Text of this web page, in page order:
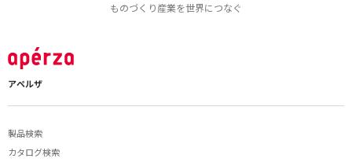
ものづくり産業を世界につなぐ
アペルザ
製品検索
カタログ検索